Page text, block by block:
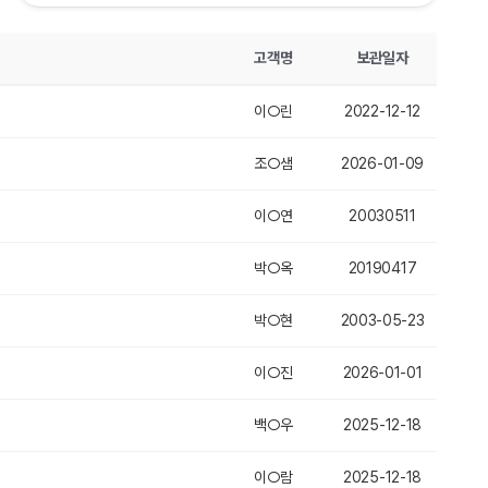
고객명 보관일자
이○린 2022-12-12
조○샘 2026-01-09
이○연 20030511
박○옥 20190417
박○현 2003-05-23
이○진 2026-01-01
백○우 2025-12-18
이○람 2025-12-18